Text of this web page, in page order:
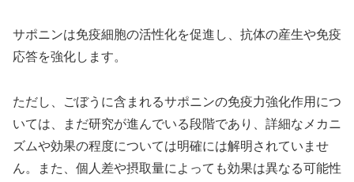
サポニンは免疫細胞の活性化を促進し、抗体の産生や免疫
応答を強化します。
ただし、ごぼうに含まれるサポニンの免疫力強化作用につ
いては、まだ研究が進んでいる段階であり、詳細なメカニ
ズムや効果の程度については明確には解明されていませ
ん。また、個人差や摂取量によっても効果は異なる可能性